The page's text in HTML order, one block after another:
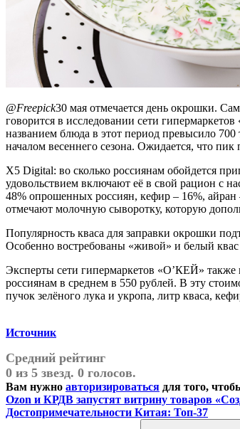
@Freepick30 мая отмечается день окрошки.
говорится в исследовании сети
названием блюда в этот период превысило
началом весеннего сезона. Ожидается, что
X5 Digital: во сколько россиянам обойдется
удовольствием включают её в свой рацион с
48% опрошенных россиян, кефир – 16%, айран
отмечают молочную сыворотку, которую
Популярность кваса для заправки окрошки
Особенно востребованы «живой» и белый
Эксперты сети гипермаркетов «О’КЕЙ» также
россиянам в среднем в 550 рублей. В эту
пучок зелёного лука и укропа, литр кваса,
Источник
Средний рейтинг
0 из 5 звезд. 0 голосов.
Вам нужно авторизироваться для того,
Навигация
по
Предыдущая
запись:
Ozon и КРДВ запустят витрину товаров
Следующая
Достопримечательности Китая: Топ-37